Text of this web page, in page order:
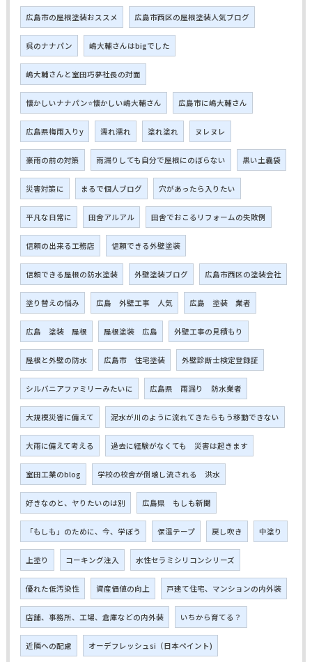
広島市の屋根塗装おススメ 広島市西区の屋根塗装人気ブログ
呉のナナパン 嶋大輔さんはbigでした
嶋大輔さんと室田巧夢社長の対面
懐かしいナナパン⭐懐かしい嶋大輔さん 広島市に嶋大輔さん
広島県梅雨入りy 濡れ濡れ 塗れ塗れ ヌレヌレ
豪雨の前の対策 雨漏りしても自分で屋根にのぼらない 黒い土嚢袋
災害対策に まるで個人ブログ 穴があったら入りたい
平凡な日常に 田舎アルアル 田舎でおこるリフォームの失敗例
信頼の出来る工務店 信頼できる外壁塗装
信頼できる屋根の防水塗装 外壁塗装ブログ 広島市西区の塗装会社
塗り替えの悩み 広島 外壁工事 人気 広島 塗装 業者
広島 塗装 屋根 屋根塗装 広島 外壁工事の見積もり
屋根と外壁の防水 広島市 住宅塗装 外壁診断士検定登録証
シルバニアファミリーみたいに 広島県 雨漏り 防水業者
大規模災害に備えて 泥水が川のように流れてきたらもう移動できない
大雨に備えて考える 過去に経験がなくても 災害は起きます
室田工業のblog 学校の校舎が倒壊し流される 洪水
好きなのと、ヤりたいのは別 広島県 もしも新聞
「もしも」のために、今、学ぼう 保温テープ 戻し吹き 中塗り
上塗り コーキング注入 水性セラミシリコンシリーズ
優れた低汚染性 資産価値の向上 戸建て住宅、マンションの内外装
店舗、事務所、工場、倉庫などの内外装 いちから育てる？
近隣への配慮 オーデフレッシュsi（日本ペイント)